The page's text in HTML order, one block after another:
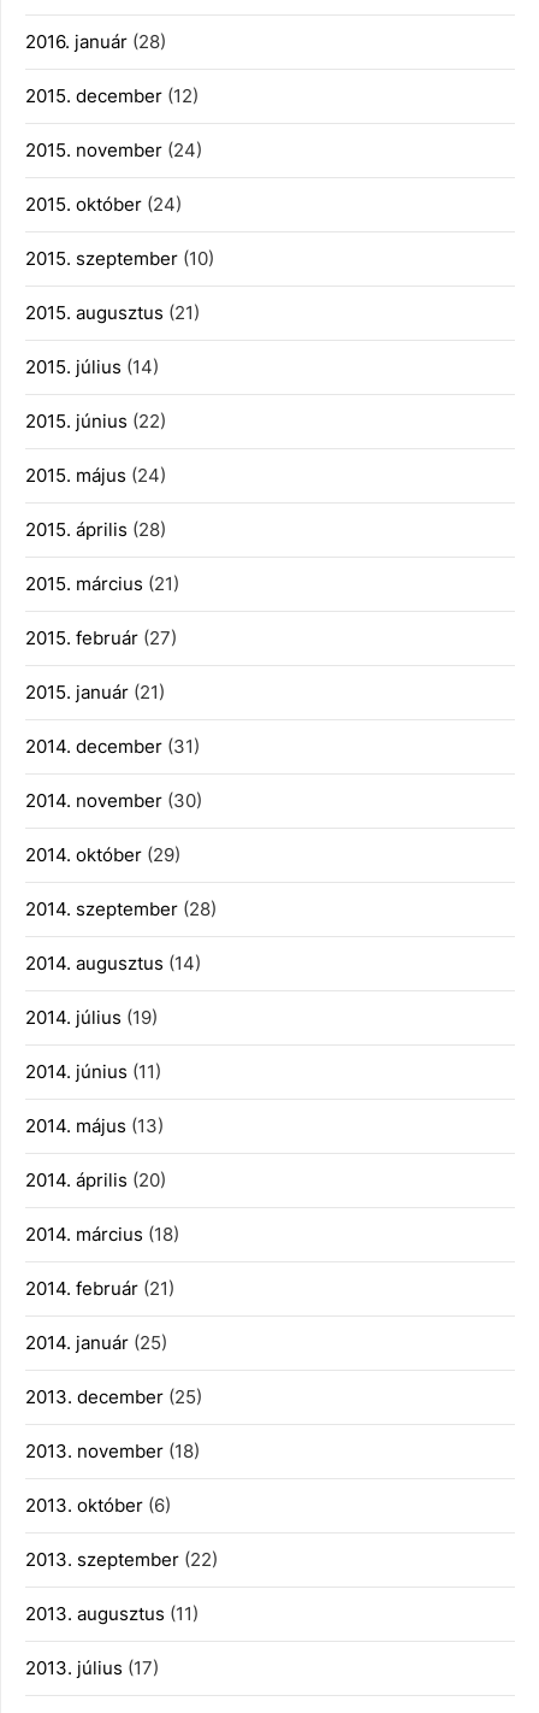
2016. január (28)
2015. december (12)
2015. november (24)
2015. október (24)
2015. szeptember (10)
2015. augusztus (21)
2015. július (14)
2015. június (22)
2015. május (24)
2015. április (28)
2015. március (21)
2015. február (27)
2015. január (21)
2014. december (31)
2014. november (30)
2014. október (29)
2014. szeptember (28)
2014. augusztus (14)
2014. július (19)
2014. június (11)
2014. május (13)
2014. április (20)
2014. március (18)
2014. február (21)
2014. január (25)
2013. december (25)
2013. november (18)
2013. október (6)
2013. szeptember (22)
2013. augusztus (11)
2013. július (17)